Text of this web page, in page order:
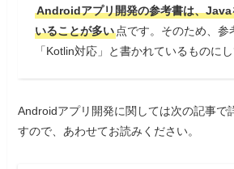
Androidアプリ開発の参考書は、Java
いることが多い 点です。そのため、参
「Kotlin対応」と書かれているものに
Androidアプリ開発に関しては次の記事で
すので、あわせてお読みください。